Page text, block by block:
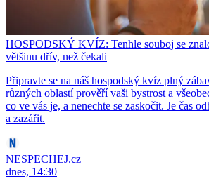
HOSPODSKÝ KVÍZ: Tenhle souboj se
většinu dřív, než čekali
Připravte se na náš hospodský kvíz plný
různých oblastí prověří vaši bystrost a
co ve vás je, a nenechte se zaskočit. Je čas
a zazářit.
NESPECHEJ.cz
dnes, 14:30